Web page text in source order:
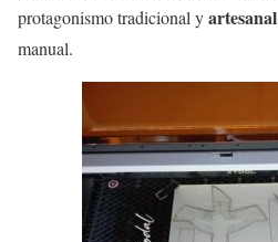
protagonismo tradicional yartesanal
manual.